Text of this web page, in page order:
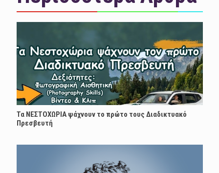
Τα ΝΕΣΤΟΧΩΡΙΑ ψάχνουν το πρώτο τους Διαδικτυακό
Πρεσβευτή